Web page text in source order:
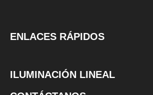
ENLACES RÁPIDOS
ILUMINACIÓN LINEAL